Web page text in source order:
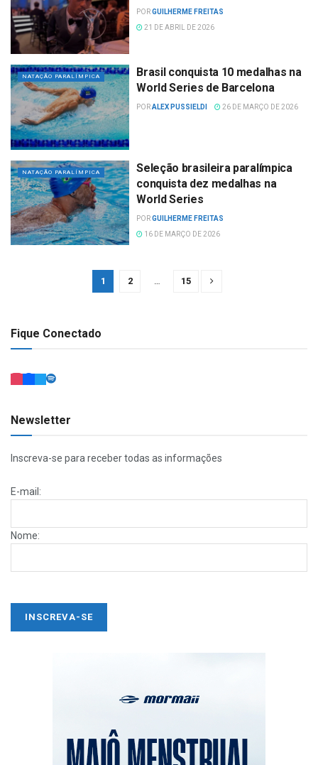
PORGUILHERME FREITAS
21 DE ABRIL DE 2026
NATAÇÃO PARALÍMPICA
Brasil conquista 10 medalhas na
World Series de Barcelona
PORALEX PUSSIELDI 26 DE MARÇO DE 2026
NATAÇÃO PARALÍMPICA
Seleção brasileira paralímpica
conquista dez medalhas na
World Series
PORGUILHERME FREITAS
16 DE MARÇO DE 2026
1 2 … 15
Fique Conectado
Newsletter
Inscreva-se para receber todas as informações
E-mail:
Nome: